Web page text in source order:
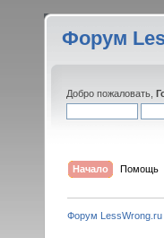
Форум
Добро пожаловать,
Начало Помощь
Форум LessWrong.ru